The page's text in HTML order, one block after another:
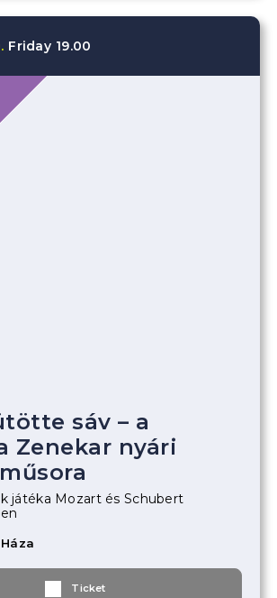
Friday 19.00
sáv – a
Zenekar nyári
játéka Mozart és Schubert
Ticket